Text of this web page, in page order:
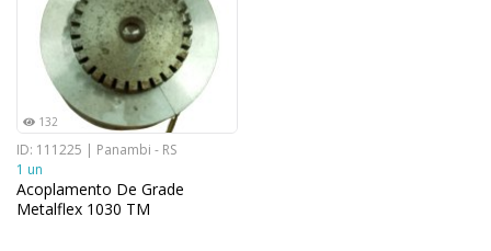
132
ID: 111225 | Panambi - RS
1 un
Acoplamento De Grade
Metalflex 1030 TM